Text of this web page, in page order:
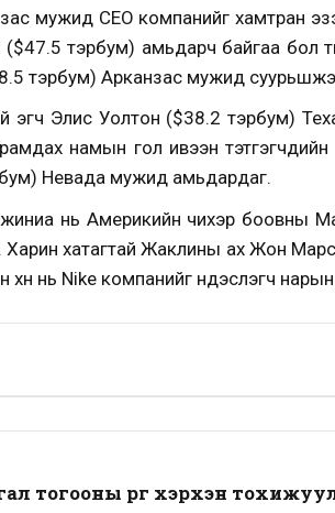
мужид CEO компанийг хамтран
тэрбум) амьдарч байгаа бол
тэрбум) Арканзас мужид
эгч Элис Уолтон ($38.2 тэрбум)
намын гол ивээн
Невада мужид амьдардаг.
нь Америкийн чихэр боовны
хатагтай Жаклины ах Жон
хүн нь Nike компанийг үндэслэгч
тогооны өрөөг хэрхэн